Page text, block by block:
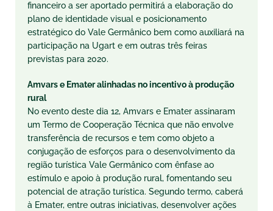
financeiro a ser aportado permitirá a elaboração do
plano de identidade visual e posicionamento
estratégico do Vale Germânico bem como auxiliará na
participação na Ugart e em outras três feiras
previstas para 2020.
Amvars e Emater alinhadas no incentivo à produção
rural
No evento deste dia 12, Amvars e Emater assinaram
um Termo de Cooperação Técnica que não envolve
transferência de recursos e tem como objeto a
conjugação de esforços para o desenvolvimento da
região turística Vale Germânico com ênfase ao
estímulo e apoio à produção rural, fomentando seu
potencial de atração turística. Segundo termo, caberá
à Emater, entre outras iniciativas, desenvolver ações